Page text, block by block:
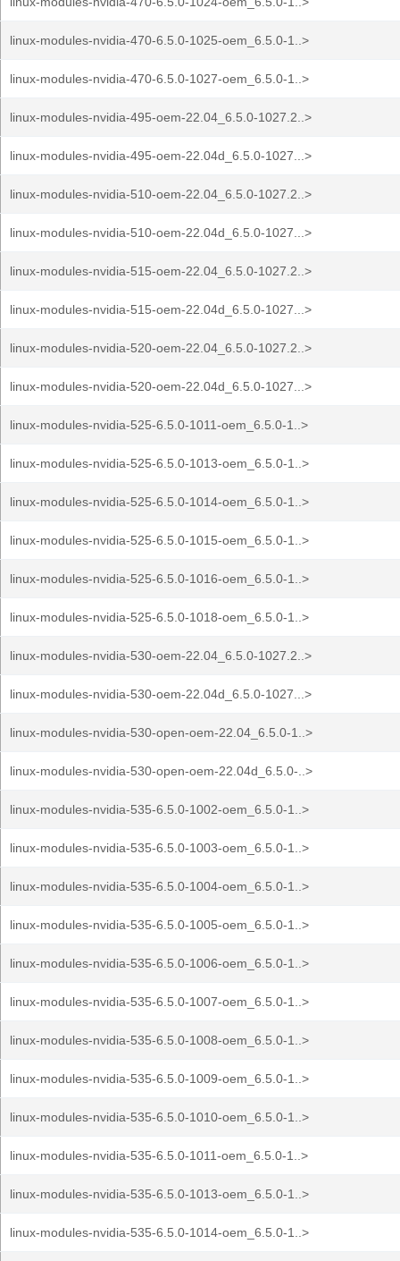
linux-modules-nvidia-470-6.5.0-1025-oem_6.5.0-1..>
linux-modules-nvidia-470-6.5.0-1027-oem_6.5.0-1..>
linux-modules-nvidia-495-oem-22.04_6.5.0-1027.2..>
linux-modules-nvidia-495-oem-22.04d_6.5.0-1027...>
linux-modules-nvidia-510-oem-22.04_6.5.0-1027.2..>
linux-modules-nvidia-510-oem-22.04d_6.5.0-1027...>
linux-modules-nvidia-515-oem-22.04_6.5.0-1027.2..>
linux-modules-nvidia-515-oem-22.04d_6.5.0-1027...>
linux-modules-nvidia-520-oem-22.04_6.5.0-1027.2..>
linux-modules-nvidia-520-oem-22.04d_6.5.0-1027...>
linux-modules-nvidia-525-6.5.0-1011-oem_6.5.0-1..>
linux-modules-nvidia-525-6.5.0-1013-oem_6.5.0-1..>
linux-modules-nvidia-525-6.5.0-1014-oem_6.5.0-1..>
linux-modules-nvidia-525-6.5.0-1015-oem_6.5.0-1..>
linux-modules-nvidia-525-6.5.0-1016-oem_6.5.0-1..>
linux-modules-nvidia-525-6.5.0-1018-oem_6.5.0-1..>
linux-modules-nvidia-530-oem-22.04_6.5.0-1027.2..>
linux-modules-nvidia-530-oem-22.04d_6.5.0-1027...>
linux-modules-nvidia-530-open-oem-22.04_6.5.0-1..>
linux-modules-nvidia-530-open-oem-22.04d_6.5.0-..>
linux-modules-nvidia-535-6.5.0-1002-oem_6.5.0-1..>
linux-modules-nvidia-535-6.5.0-1003-oem_6.5.0-1..>
linux-modules-nvidia-535-6.5.0-1004-oem_6.5.0-1..>
linux-modules-nvidia-535-6.5.0-1005-oem_6.5.0-1..>
linux-modules-nvidia-535-6.5.0-1006-oem_6.5.0-1..>
linux-modules-nvidia-535-6.5.0-1007-oem_6.5.0-1..>
linux-modules-nvidia-535-6.5.0-1008-oem_6.5.0-1..>
linux-modules-nvidia-535-6.5.0-1009-oem_6.5.0-1..>
linux-modules-nvidia-535-6.5.0-1010-oem_6.5.0-1..>
linux-modules-nvidia-535-6.5.0-1011-oem_6.5.0-1..>
linux-modules-nvidia-535-6.5.0-1013-oem_6.5.0-1..>
linux-modules-nvidia-535-6.5.0-1014-oem_6.5.0-1..>